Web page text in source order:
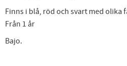
Finns i blå, röd och svart med olika
Från 1 år
Bajo.